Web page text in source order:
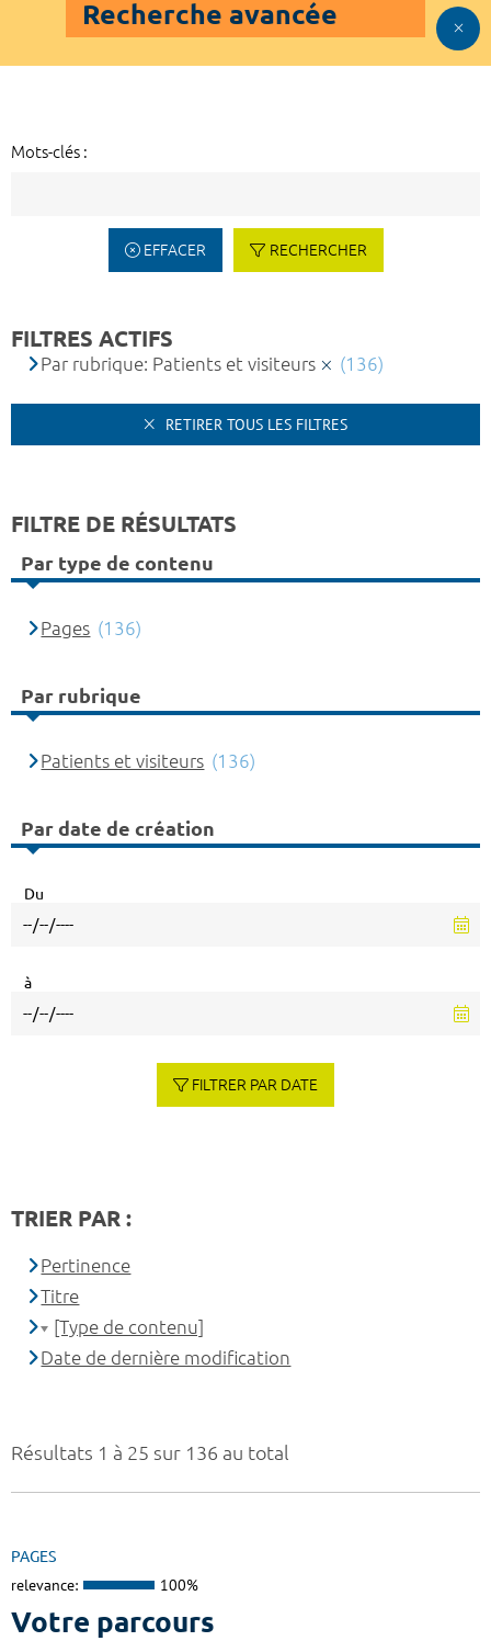
Recherche avancée
Mots-clés :
EFFACER RECHERCHER
Résultats 1 à 25 sur 136 au total
PAGES
relevance: 100%
Votre parcours
FILTRES ACTIFS
Par rubrique: Patients et visiteurs (136)
RETIRER TOUS LES FILTRES
FILTRE DE RÉSULTATS
Par type de contenu
Pages (136)
Par rubrique
Patients et visiteurs (136)
Par date de création
Du
à
FILTRER PAR DATE
TRIER PAR :
Pertinence
Titre
[Type de contenu]
Date de dernière modification